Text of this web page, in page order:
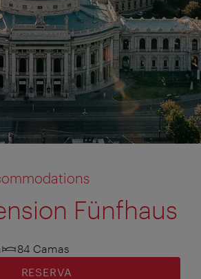
Fünfhaus
84 Camas
RESERVA